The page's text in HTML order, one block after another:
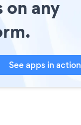
any
See apps in action